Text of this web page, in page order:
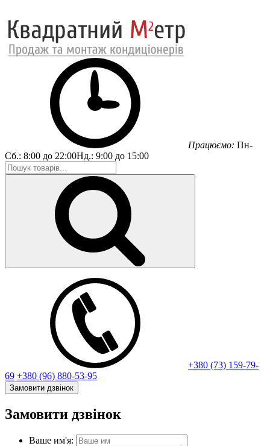
Працюємо: Пн-
Сб.: 8:00 до 22:00Нд.: 9:00 до 15:00
+380 (73) 159-79-
69 +380 (96) 880-53-95
Замовити дзвінок
Замовити дзвінок
Ваше им'я: